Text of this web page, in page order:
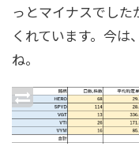
っとマイナスでした
くれています。今は
ね。